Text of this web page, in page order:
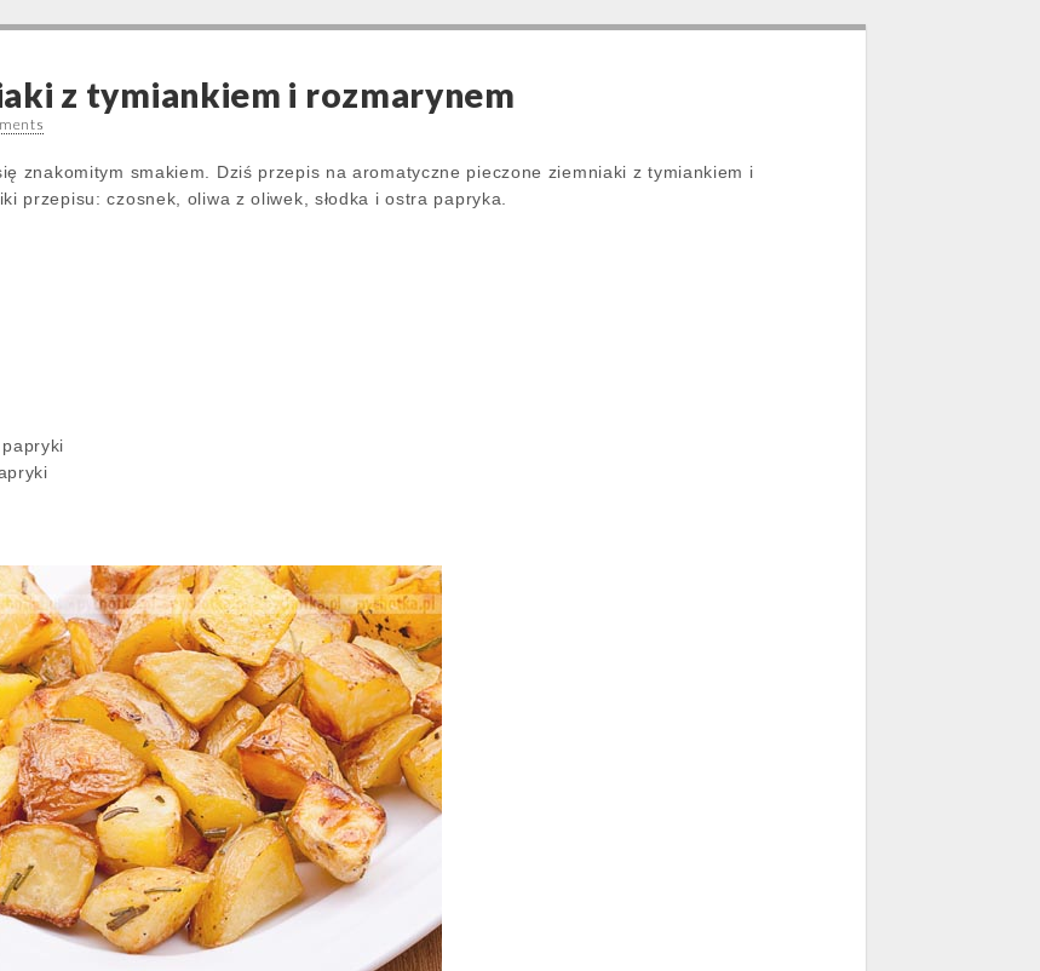
z tymiankiem i rozmarynem
znakomitym smakiem. Dziś przepis na aromatyczne pieczone ziemniaki z tymiankiem i
przepisu: czosnek, oliwa z oliwek, słodka i ostra papryka.